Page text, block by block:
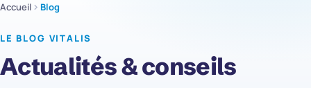
Accueil Blog
LE BLOG VITALIS
Actualités & conseils